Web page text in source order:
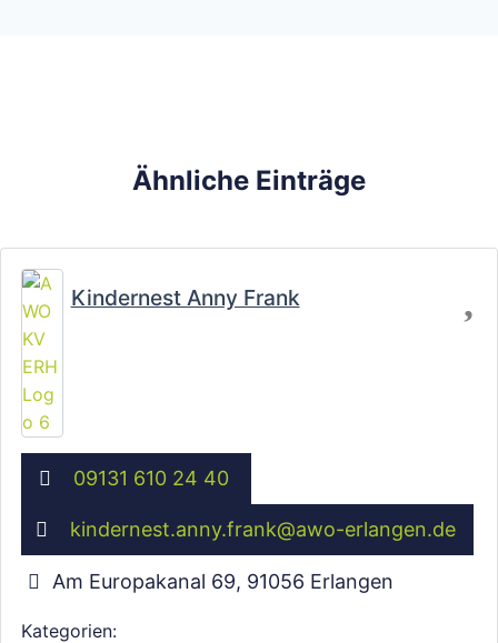
Wird geladen …
Ähnliche Einträge
Kindernest Anny Frank
09131 610 24 40
kindernest.anny.frank@awo-erlangen.de
Am Europakanal 69, 91056 Erlangen
Kategorien: